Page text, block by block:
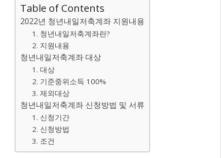
Table of Contents
2022년 청년내일저축계좌 지원내용
1. 청년내일저축계좌란?
2. 지원내용
청년내일저축계좌 대상
1. 대상
2. 기준중위소득 100%
3. 제외대상
청년내일저축계좌 신청방법 및 서류
1. 신청기간
2. 신청방법
3. 조건